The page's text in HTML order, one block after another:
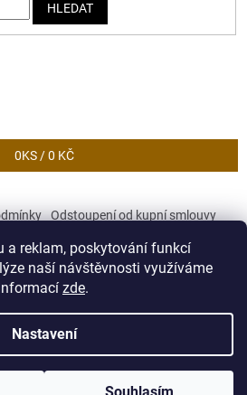
a reklam, poskytování funkcí
naší návštěvnosti využíváme
zde.
Nastavení
HLEDAT
0KS /0 KČ
Odstoupení od kupní smlouvy
. Všechna práva vyhrazena.